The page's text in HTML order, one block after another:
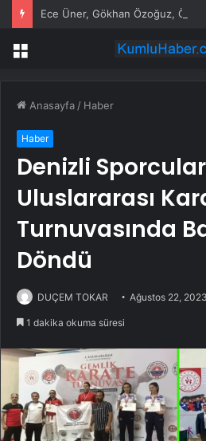
Menü
Anasayfa / Haber
Haber
Denizli
Uluslararası
Turnuvasında
Döndü
DUÇEM TOKAR Ağustos 22, 2023
1 dakika okuma süresi